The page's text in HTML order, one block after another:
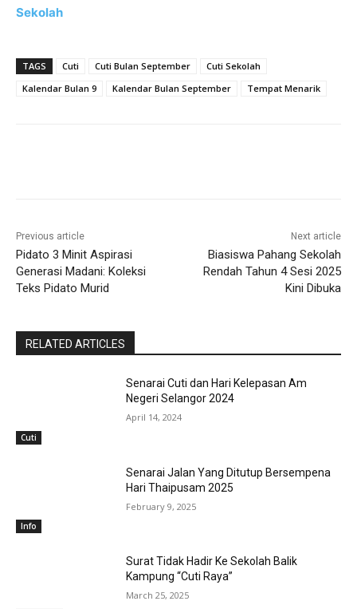
Sekolah
TAGS Cuti Cuti Bulan September
Cuti Sekolah
Kalendar Bulan 9
Kalendar Bulan September Tempat Menarik
Previous article
Pidato 3 Minit Aspirasi
Generasi Madani: Koleksi
Teks Pidato Murid
Next article
Biasiswa Pahang Sekolah
Rendah Tahun 4 Sesi 2025
Kini Dibuka
RELATED ARTICLES
Cuti
Senarai Cuti dan Hari Kelepasan Am
Negeri Selangor 2024
April 14, 2024
Info
Senarai Jalan Yang Ditutup Bersempena
Hari Thaipusam 2025
February 9, 2025
Surat Tidak Hadir Ke Sekolah Balik
Kampung “Cuti Raya”
March 25, 2025